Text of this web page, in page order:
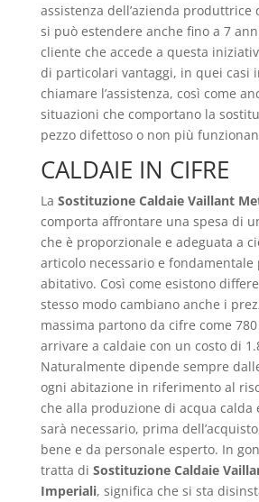
assistenza dell’azienda produttrice
si può estendere anche fino a 7
cliente che accede a questa
di particolari vantaggi, in quei casi
chiamare l’assistenza, così come
situazioni che comportano la
pezzo difettoso o non più
CALDAIE IN CIFRE
La Sostituzione Caldaie Vaillant
comporta affrontare una spesa di
che è proporzionale e adeguata a
articolo necessario e
abitativo. Così come esistono
stesso modo cambiano anche i
massima partono da cifre come
arrivare a caldaie con un costo di
Naturalmente dipende sempre
ogni abitazione in riferimento al
che alla produzione di acqua calda
sarà necessario, prima
bene e da personale esperto. In
tratta di Sostituzione Caldaie
Imperiali, significa che si sta